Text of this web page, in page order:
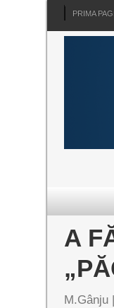
PRIMA
A
M.Gânju |